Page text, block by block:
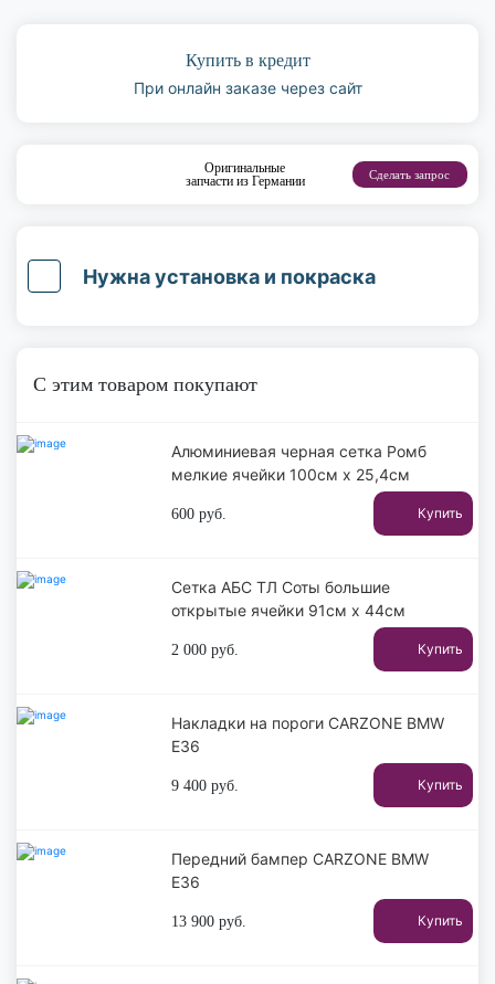
Купить в кредит
При онлайн заказе через сайт
Оригинальные
запчасти из Германии
Сделать запрос
Нужна установка и покраска
С этим товаром покупают
Алюминиевая черная сетка Ромб
мелкие ячейки 100см х 25,4см
600 руб. Купить
Сетка АБС ТЛ Соты большие
открытые ячейки 91см х 44см
2 000 руб. Купить
Накладки на пороги CARZONE BMW
E36
9 400 руб. Купить
Передний бампер CARZONE BMW
E36
13 900 руб. Купить